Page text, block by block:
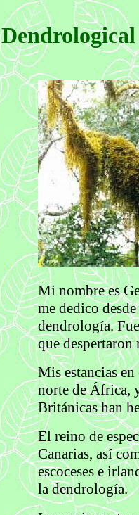
Mi nombre es
me dedico
dendrología.
que despertaron
Mis estancias
norte de África,
Británicas han
El reino de
Canarias, así
escoceses e
la dendrología.